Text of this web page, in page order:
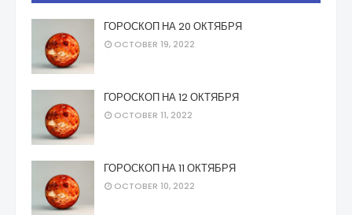
ГОРОСКОП НА 20 ОКТЯБРЯ
OCTOBER 19, 2022
ГОРОСКОП НА 12 ОКТЯБРЯ
OCTOBER 11, 2022
ГОРОСКОП НА 11 ОКТЯБРЯ
OCTOBER 10, 2022